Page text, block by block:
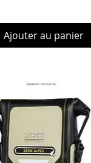
Ajouter au panier